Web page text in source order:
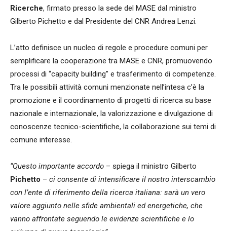
Ricerche, firmato presso la sede del MASE dal ministro
Gilberto Pichetto e dal Presidente del CNR Andrea Lenzi.
L’atto definisce un nucleo di regole e procedure comuni per
semplificare la cooperazione tra MASE e CNR, promuovendo
processi di “capacity building” e trasferimento di competenze.
Tra le possibili attività comuni menzionate nell’intesa c’è la
promozione e il coordinamento di progetti di ricerca su base
nazionale e internazionale, la valorizzazione e divulgazione di
conoscenze tecnico-scientifiche, la collaborazione sui temi di
comune interesse.
“Questo importante accordo – spiega il ministro Gilberto
Pichetto – ci consente di intensificare il nostro interscambio
con l’ente di riferimento della ricerca italiana: sarà un vero
valore aggiunto nelle sfide ambientali ed energetiche, che
vanno affrontate seguendo le evidenze scientifiche e lo